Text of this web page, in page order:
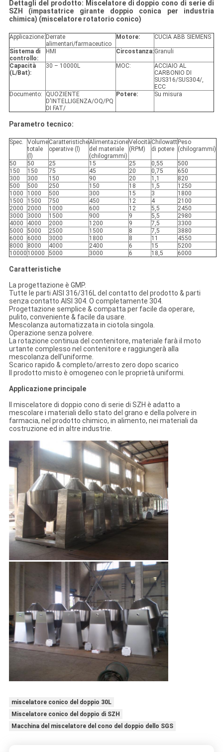
Dettagli del prodotto: Miscelatore di doppio cono di serie di
SZH (impastatrice girante doppio conica per industria
chimica) (miscelatore rotatorio conico)
Applicazione: Derrate
alimentari/farmaceutico
Motore: CUCIA ABB SIEMENS
Sistema di
controllo:
HMI Circostanza:Granuli
Capacità
(L/Bat):
30 – 10000L MOC:
ACCIAIO AL
CARBONIO DI
SUS316/SUS304/,
ECC
Documento:
QUOZIENTE
D'INTELLIGENZA/OQ/PQ
DI FAT/
Potere: Su misura
Parametro tecnico:
Spec.
Volume
totale
(l)
Caratteristiche
operative (l)
Alimentazione
del materiale
(chilogrammi)
Velocità
(RPM)
Chilowatt
di potere
Peso
(chilogrammi)
50 50 25 15 25 0,55
500
150
150 75 45 20 0,75
650
300
300 150 90 20 1,1
820
500
500 250 150 18 1,5
1250
1000
1000 500 300 15 3
1800
1500
1500 750 450 12 4
2100
2000
2000 1000 600 12 5,5
2450
3000
3000 1500 900 9 5,5
2980
4000
4000 2000 1200 9 7,5
3300
5000
5000 2500 1500 8 7,5
3880
6000
6000 3000 1800 8 11
4550
8000
8000 4000 2400 6 15
5200
10000 10000 5000 3000 6 18,5 6000
Caratteristiche
La progettazione è GMP.
Tutte le parti AISI 316/316L del contatto del prodotto & parti
senza contatto AISI 304. O completamente 304.
Progettazione semplice & compatta per facile da operare,
pulito, conveniente & facile da usare.
Mescolanza automatizzata in ciotola singola.
Operazione senza polvere.
La rotazione continua del contenitore, materiale farà il moto
urtante complesso nel contenitore e raggiungerà alla
mescolanza dell'uniforme.
Scarico rapido & completo/arresto zero dopo scarico
Il prodotto misto è omogeneo con le proprietà uniformi.
Applicazione principale
Il miscelatore di doppio cono di serie di SZH è adatto a
mescolare i materiali dello stato del grano e della polvere in
farmacia, nel prodotto chimico, in alimento, nei materiali da
costruzione ed in altre industrie.
miscelatore conico del doppio 30L
Miscelatore conico del doppio di SZH
Macchina del miscelatore del cono del doppio dello SGS